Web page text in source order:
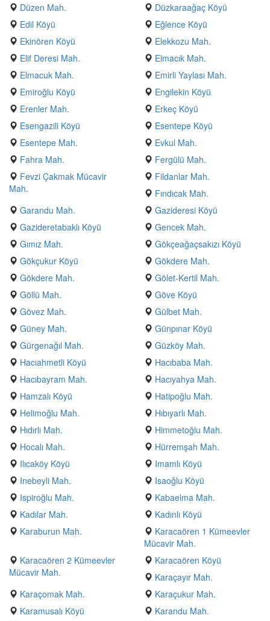
Düzen Mah.
Düzkaraağaç Köyü
Edil Köyü
Eğlence Köyü
Ekinören Köyü
Elekkozu Mah.
Elif Deresi Mah.
Elmacık Mah.
Elmacuk Mah.
Emirli Yaylası Mah.
Emiroğlu Köyü
Engilekin Köyü
Erenler Mah.
Erkeç Köyü
Esengazili Köyü
Esentepe Köyü
Esentepe Mah.
Evkul Mah.
Fahra Mah.
Fergülü Mah.
Fevzi Çakmak Mücavir
Mah.
Fildanlar Mah.
Fındıcak Mah.
Garandu Mah.
Gazideresi Köyü
Gazideretabaklı Köyü
Gencek Mah.
Gımız Mah.
Gökçeağaçsakızı Köyü
Gökçukur Köyü
Gökdere Mah.
Gökdere Mah.
Gölet-Kertil Mah.
Göllü Mah.
Göve Köyü
Gövez Mah.
Gülbet Mah.
Güney Mah.
Günpınar Köyü
Gürgenağıl Mah.
Güzköy Mah.
Hacıahmetli Köyü
Hacıbaba Mah.
Hacıbayram Mah.
Hacıyahya Mah.
Hamzalı Köyü
Hatipoğlu Mah.
Helimoğlu Mah.
Hıbıyarlı Mah.
Hıdırlı Mah.
Himmetoğlu Mah.
Hocalı Mah.
Hürremşah Mah.
Ilıcaköy Köyü
Imamlı Köyü
Inebeyli Mah.
Isaoğlu Köyü
Ispiroğlu Mah.
Kabaelma Mah.
Kadılar Mah.
Kadınlı Köyü
Karaburun Mah.
Karacaören 1 Kümeevler
Mücavir Mah.
Karacaören 2 Kümeevler
Mücavir Mah.
Karacaören Köyü
Karaçayır Mah.
Karaçomak Mah.
Karaçukur Mah.
Karamusalı Köyü
Karandu Mah.